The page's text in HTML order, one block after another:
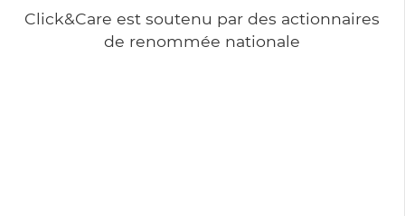
Click&Care est soutenu par des actionnaires
de renommée nationale